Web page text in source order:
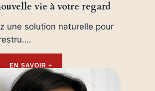
vie à votre regard
une solution naturelle pour
EN SAVOIR +